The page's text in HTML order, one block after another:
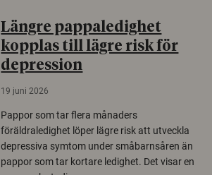
Längre pappaledighet
kopplas till lägre risk för
depression
19 juni 2026
Pappor som tar flera månaders
föräldraledighet löper lägre risk att utveckla
depressiva symtom under småbarnsåren än
pappor som tar kortare ledighet. Det visar en